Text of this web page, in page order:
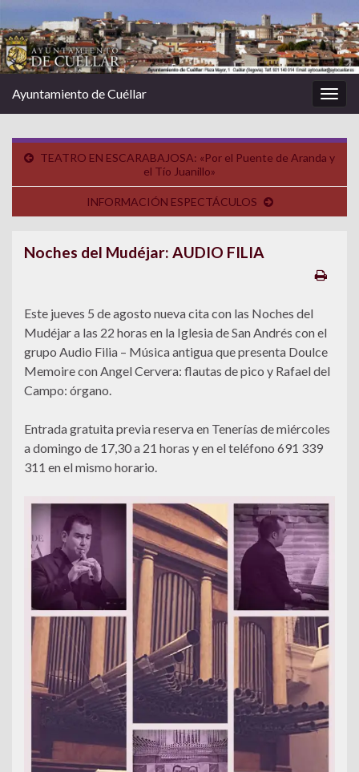
la
Ayuntamiento de Cuéllar
TEATRO EN ESCARABAJOSA: «Por el Puente de Aranda y
el Tío Juanillo»
INFORMACIÓN ESPECTÁCULOS
Noches del Mudéjar: AUDIO FILIA
Este jueves 5 de agosto nueva cita con las Noches del
Mudéjar a las 22 horas en la Iglesia de San Andrés con el
grupo Audio Filia – Música antigua que presenta Doulce
Memoire con Angel Cervera: flautas de pico y Rafael del
Campo: órgano.
Entrada gratuita previa reserva en Tenerías de miércoles
a domingo de 17,30 a 21 horas y en el teléfono 691 339
311 en el mismo horario.